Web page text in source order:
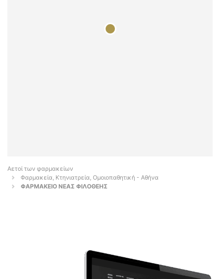
Αετοί των φαρμακείων
Φαρμακεία, Κτηνιατρεία, Ομοιοπαθητική - Αθήνα
ΦΑΡΜΑΚΕΙΟ ΝΕΑΣ ΦΙΛΟΘΕΗΣ